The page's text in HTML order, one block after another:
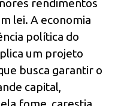
rendimentos
lei. A economia
política do
um projeto
busca garantir o
capital,